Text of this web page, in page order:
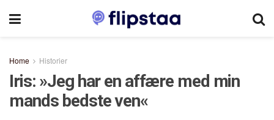
Home Historier
Iris: »Jeg har en affære med min
mands bedste ven«